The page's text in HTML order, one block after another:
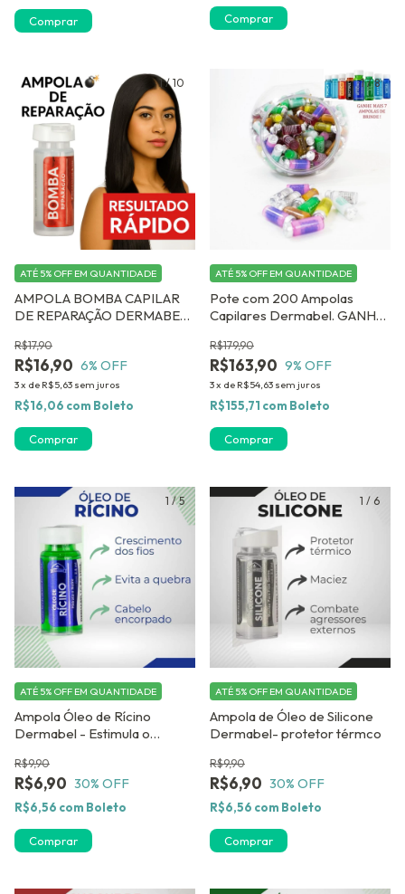
Comprar Comprar
1/10
AMPOLA BOMBA CAPILAR
DE REPARAÇÃO DERMABEL
R$16,90
R$17,90
6% OFF
3x de R$5,63 sem juros
ATÉ 5% OFF EM QUANTIDADE
R$16,06 com Boleto
Comprar
1/8
Pote com 200 Ampolas
Capilares Dermabel. GANHE
R$163,90
R$179,90
9% OFF
3x de R$54,63 sem juros
ATÉ 5% OFF EM QUANTIDADE
R$155,71 com Boleto
1 /5
Ampola Óleo de Rícino
Dermabel - Estimula o
R$6,90
R$9,90
30% OFF
ATÉ 5% OFF EM QUANTIDADE
R$6,56 com Boleto
Comprar
1 / 6
Ampola de Óleo de Silicone
Dermabel- protetor térmco
R$6,90
R$9,90
30% OFF
ATÉ 5% OFF EM QUANTIDADE
R$6,56 com Boleto
Comprar